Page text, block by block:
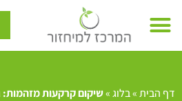
דף הבית»בלוג»שיקום קרקעות מזהמות: